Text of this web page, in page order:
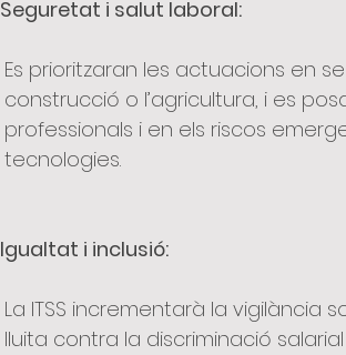
Seguretat i salut laboral:
Es prioritzaran les actuacions en
construcció o l’agricultura, i es
professionals i en els riscos
tecnologies.
Igualtat i inclusió:
La ITSS incrementarà la vigilància
lluita contra la discriminació